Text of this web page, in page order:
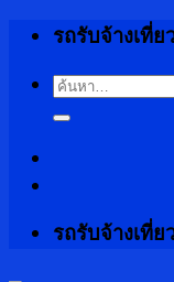
Skip
content
รถรับจ้างเที่
ค้นหา:
รถรับจ้างเที่